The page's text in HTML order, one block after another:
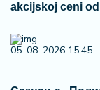
akcijskoj ceni od
05. 08. 2026 15:45